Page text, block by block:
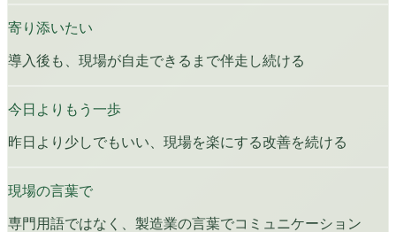
寄り添いたい
導入後も、現場が自走できるまで伴走し続ける
今日よりもう一歩
昨日より少しでもいい、現場を楽にする改善を続ける
現場の言葉で
専門用語ではなく、製造業の言葉でコミュニケーション